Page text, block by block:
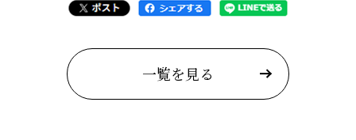
一覧を見る